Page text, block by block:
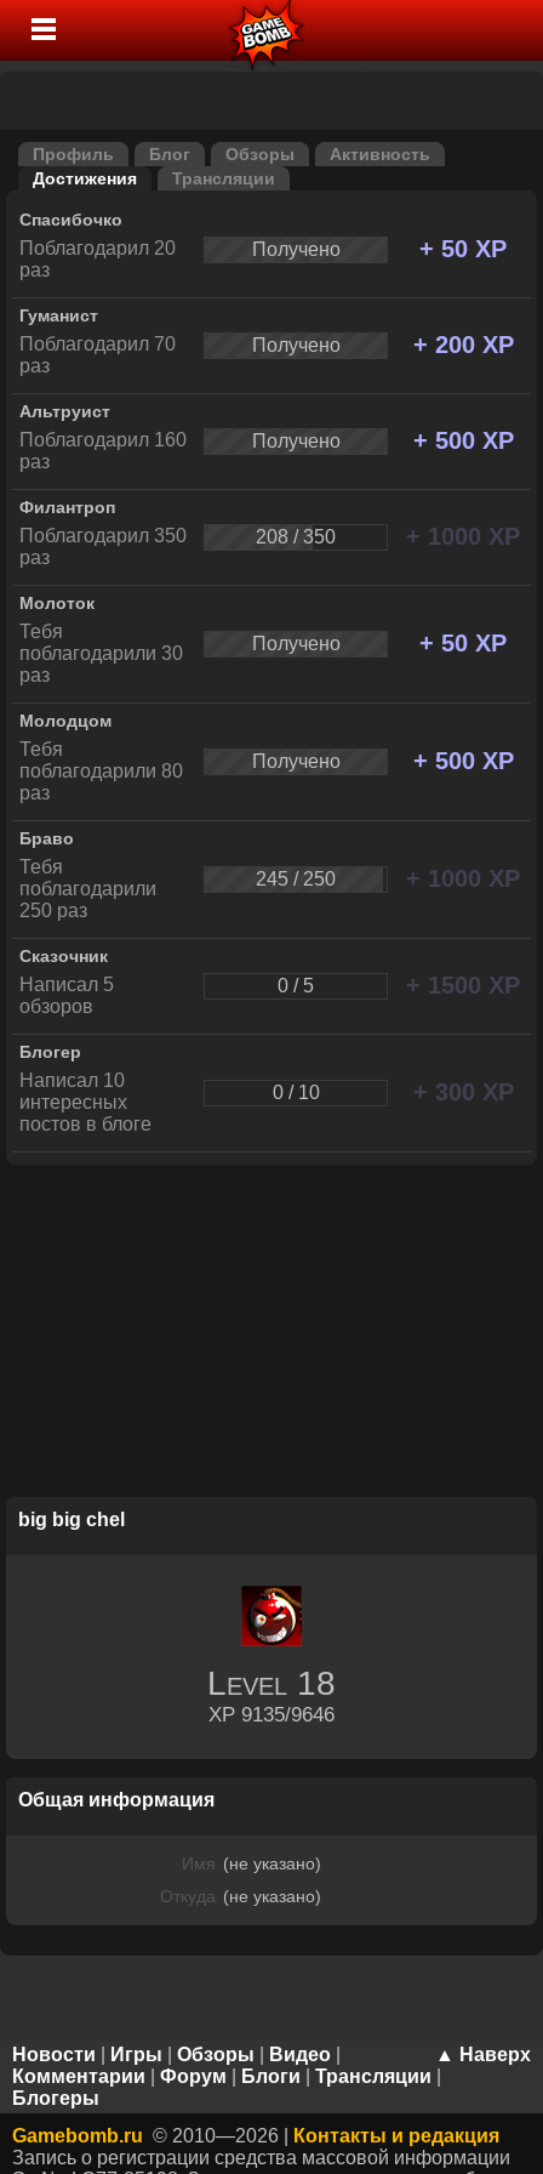
Профиль Блог Обзоры
Активность
Достижения
Трансляции
Спасибочко
Поблагодарил 20
раз
Получено + 50 XP
Гуманист
Поблагодарил 70
раз
Получено + 200 XP
Альтруист
Поблагодарил 160
раз
Получено + 500 XP
Филантроп
Поблагодарил 350
раз
208 / 350 + 1000 XP
Молоток
Тебя
поблагодарили 30
раз
Получено + 50 XP
Молодцом
Тебя
поблагодарили 80
раз
Получено + 500 XP
Браво
Тебя
поблагодарили
250 раз
245 / 250 + 1000 XP
Сказочник
Написал 5
обзоров
0 / 5 + 1500 XP
Блогер
Написал 10
интересных
постов в блоге
0 / 10 + 300 XP
big big chel
Level 18
XP 9135/9646
Общая информация
Имя (не указано)
Откуда (не указано)
▲ Наверх
Новости Игры Обзоры Видео
Комментарии
Форум Блоги Трансляции
Блогеры
Gamebomb.ru © 2010—2026 |
Контакты и редакция
Запись о регистрации средства массовой информации